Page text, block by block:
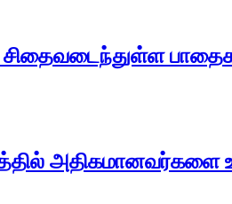
சிதைவடைந்துள்ள
அதிகமானவர்களை